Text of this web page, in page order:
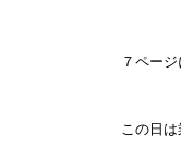
７ペー
この日